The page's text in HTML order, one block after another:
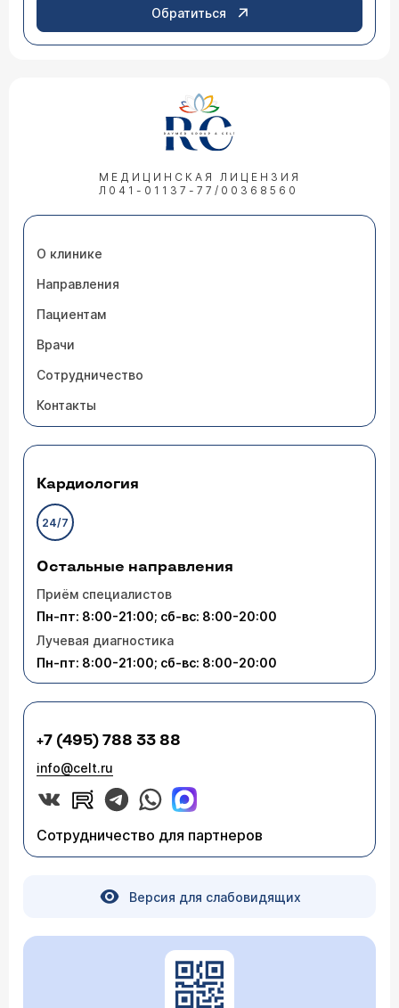
Обратиться
МЕДИЦИНСКАЯ ЛИЦЕНЗИЯ
Л041-01137-77/00368560
О клинике
Направления
Пациентам
Врачи
Сотрудничество
Контакты
Кардиология
24/7
Остальные направления
Приём специалистов
Пн-пт: 8:00-21:00; сб-вс: 8:00-20:00
Лучевая диагностика
Пн-пт: 8:00-21:00; сб-вс: 8:00-20:00
+7 (495) 788 33 88
info@celt.ru
Сотрудничество для партнеров
Версия для слабовидящих